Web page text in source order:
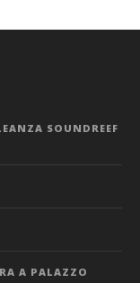
SOUNDREEF
A PALAZZO